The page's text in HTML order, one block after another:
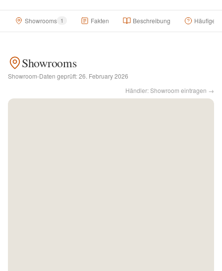
Für Händler
Kontakt
Showrooms 1 Fakten Beschreibung Häufige
Showrooms
Showroom-Daten geprüft:26. February 2026
Händler: Showroom eintragen →